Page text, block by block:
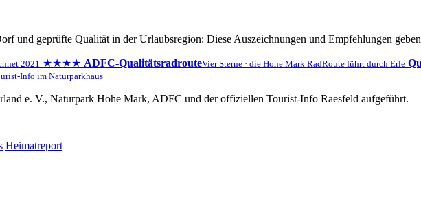
und geprüfte Qualität in der Urlaubsregion: Diese Auszeichnungen und Empfehlungen
2021 ★★★★ ADFC-QualitätsradrouteVier Sterne · die Hohe Mark RadRoute führt durch Erle
Info im Naturparkhaus
e. V., Naturpark Hohe Mark, ADFC und der offiziellen Tourist-Info Raesfeld aufgeführt.
Heimatreport